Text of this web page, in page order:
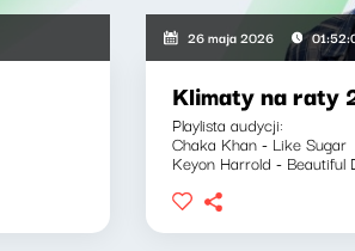
26 maja 2026
Klimaty na raty
Playlista audycji:
Chaka Khan - Like Sugar
Keyon Harrold - Beautiful